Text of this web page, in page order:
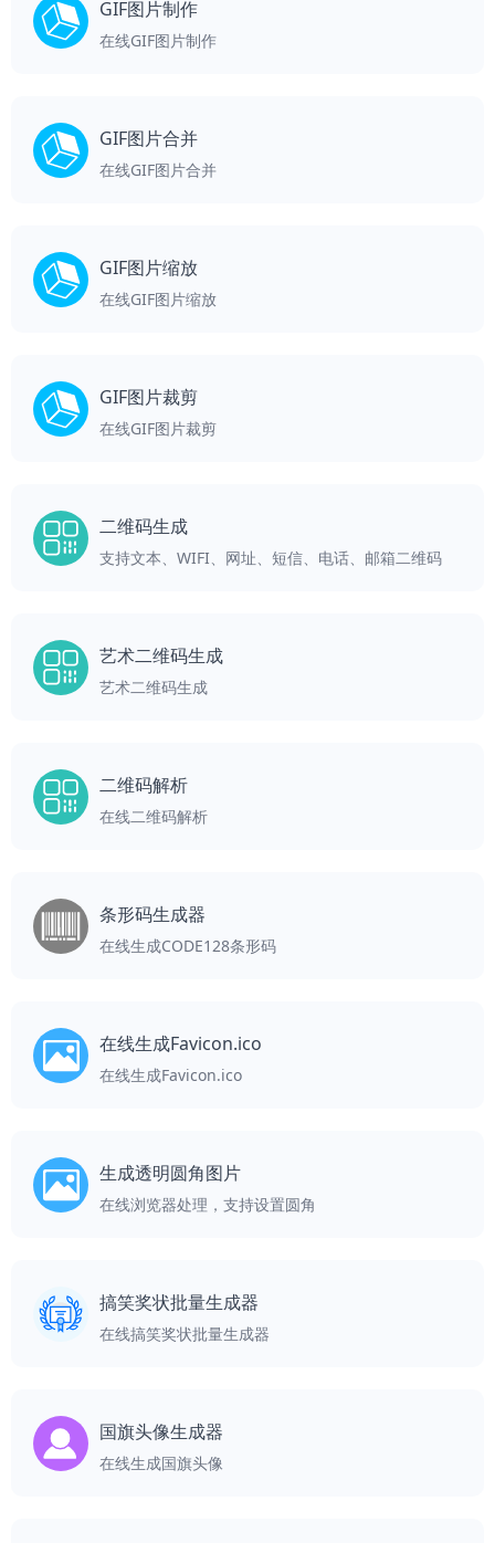
GIF图片制作
在线GIF图片制作
GIF图片合并
在线GIF图片合并
GIF图片缩放
在线GIF图片缩放
GIF图片裁剪
在线GIF图片裁剪
二维码生成
支持文本、WIFI、网址、短信、电话、邮箱二维码
艺术二维码生成
艺术二维码生成
二维码解析
在线二维码解析
条形码生成器
在线生成CODE128条形码
在线生成Favicon.ico
在线生成Favicon.ico
生成透明圆角图片
在线浏览器处理，支持设置圆角
搞笑奖状批量生成器
在线搞笑奖状批量生成器
国旗头像生成器
在线生成国旗头像